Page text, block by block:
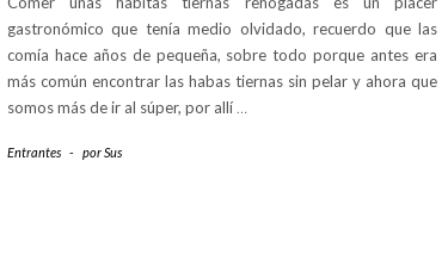
gastronómico que tenía medio olvidado, recuerdo que las
comía hace años de pequeña, sobre todo porque antes era
más común encontrar las habas tiernas sin pelar y ahora que
somos más de ir al súper, por allí …
Entrantes - porSus